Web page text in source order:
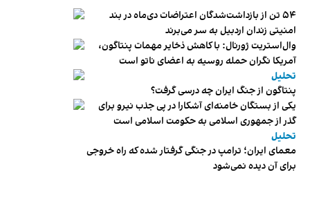
۵۴ تن از بازداشت‌شدگان اعتراضات دی‌ماه در بند
امنیتی زندان اردبیل به سر می‌برند
وال‌استریت ژورنال: با کاهش ذخایر مهمات پنتاگون،
آمریکا نگران حمله روسیه به اعضای ناتو‌ است
تحلیل
پنتاگون از جنگ ایران چه درسی گرفت؟
یکی از بستگان خامنه‌ای آشکارا در پی جذب نیرو برای
گذر از جمهوری اسلامی به حکومت اسلامی است
تحلیل
معمای ایران؛ ترامپ در جنگی گرفتار شده که راه خروجی
برای آن دیده نمی‌شود